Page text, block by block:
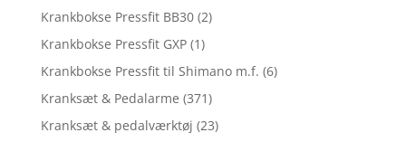
Krankbokse Pressfit BB30 (2)
Krankbokse Pressfit GXP (1)
Krankbokse Pressfit til Shimano m.f. (6)
Kranksæt & Pedalarme (371)
Kranksæt & pedalværktøj (23)